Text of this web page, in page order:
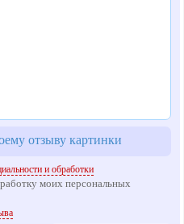
отзыву картинки
и обработки
моих персональных